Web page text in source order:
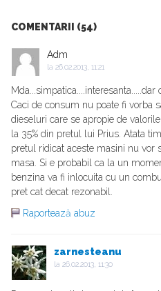
COMENTARII (54)
Adm
la 26.02.2013, 11:21
Caci de consum nu poate fi vorba
dieseluri care se apropie de
la 35% din pretul lui Prius. Atata
pretul ridicat aceste masini nu vor
masa. Si e probabil ca la un
benzina va fi inlocuita cu un
pret cat decat rezonabil.
Raportează abuz
zarnesteanu
la 26.02.2013, 11:30